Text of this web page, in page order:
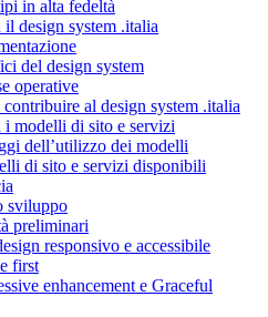
in alta fedeltà
design system .italia
del design system
operative
al design system .italia
i modelli di sito e servizi
dell’utilizzo dei modelli
di sito e servizi disponibili
sviluppo
preliminari
responsivo e accessibile
first
enhancement e Graceful